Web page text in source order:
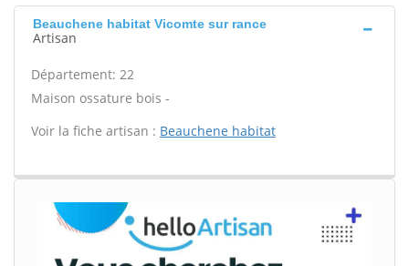
Beauchene habitat Vicomte sur rance
Artisan
Département: 22
Maison ossature bois -
Voir la fiche artisan : Beauchene habitat